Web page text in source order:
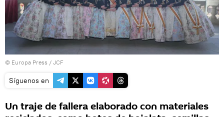
© Europa Press / JCF
Síguenos en
Un traje de fallera elaborado con materiales